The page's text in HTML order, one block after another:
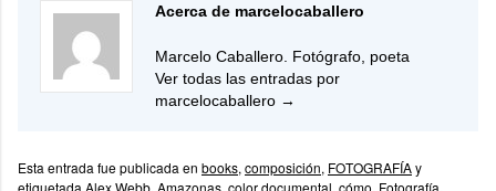
Acerca de marcelocaballero
Marcelo Caballero. Fotógrafo, poeta
Ver todas las entradas por
marcelocaballero →
Esta entrada fue publicada en books, composición, FOTOGRAFÍAy
etiquetada Alex Webb, Amazonas, color documental, cómo, Fotografía,